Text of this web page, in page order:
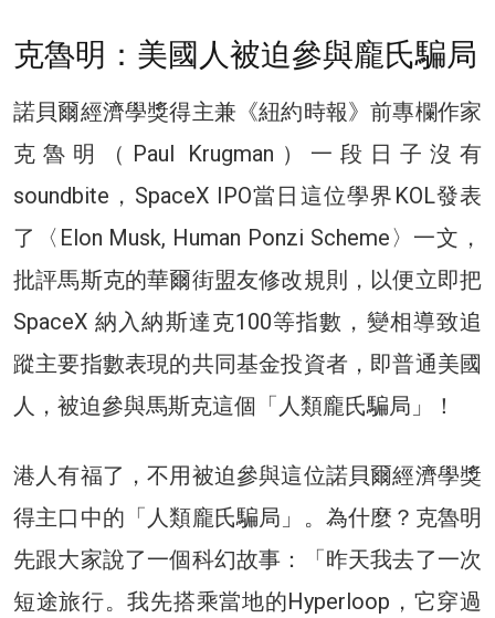
克魯明：美國人被迫參與龐氏騙局
諾貝爾經濟學獎得主兼《紐約時報》前專欄作家
克魯明（Paul Krugman）一段日子沒有
soundbite，SpaceX IPO當日這位學界KOL發表
了〈Elon Musk, Human Ponzi Scheme〉一文，
批評馬斯克的華爾街盟友修改規則，以便立即把
SpaceX 納入納斯達克100等指數，變相導致追
蹤主要指數表現的共同基金投資者，即普通美國
人，被迫參與馬斯克這個「人類龐氏騙局」！
港人有福了，不用被迫參與這位諾貝爾經濟學獎
得主口中的「人類龐氏騙局」。為什麼？克魯明
先跟大家說了一個科幻故事：「昨天我去了一次
短途旅行。我先搭乘當地的Hyperloop，它穿過